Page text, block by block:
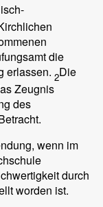
die
erlassen. 2Die
Zeugnis
des
wenn im
durch
worden ist.